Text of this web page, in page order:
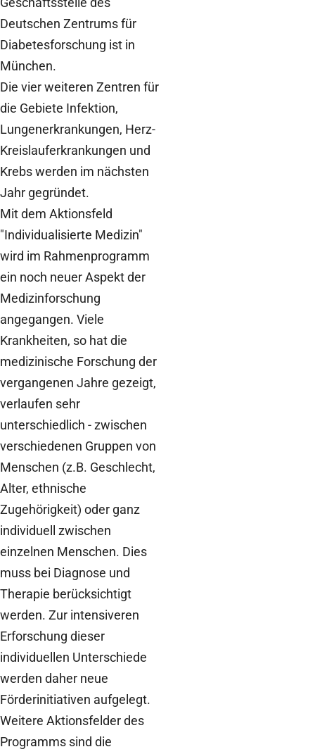
Deutschen Zentrums für
Diabetesforschung ist in
München.
Die vier weiteren Zentren für
die Gebiete Infektion,
Lungenerkrankungen, Herz-
Kreislauferkrankungen und
Krebs werden im nächsten
Jahr gegründet.
Mit dem Aktionsfeld
"Individualisierte Medizin"
wird im Rahmenprogramm
ein noch neuer Aspekt der
Medizinforschung
angegangen. Viele
Krankheiten, so hat die
medizinische Forschung der
vergangenen Jahre gezeigt,
verlaufen sehr
unterschiedlich - zwischen
verschiedenen Gruppen von
Menschen (z.B. Geschlecht,
Alter, ethnische
Zugehörigkeit) oder ganz
individuell zwischen
einzelnen Menschen. Dies
muss bei Diagnose und
Therapie berücksichtigt
werden. Zur intensiveren
Erforschung dieser
individuellen Unterschiede
werden daher neue
Förderinitiativen aufgelegt.
Weitere Aktionsfelder des
Programms sind die